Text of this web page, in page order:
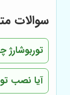
سوالات
توربوشارژ
آیا نصب